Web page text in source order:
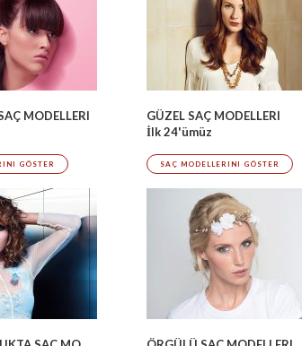
MODELLERI
GÖSTER
GÜZEL SAÇ MODELLERI
İlk 24'ümüz
SAÇ MODELLERINI GÖSTER